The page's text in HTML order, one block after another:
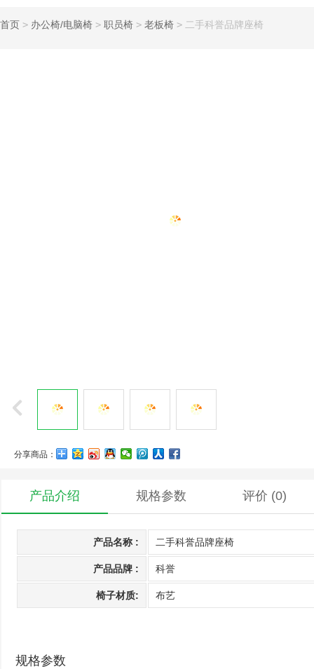
首页 > 办公椅/电脑椅 > 职员椅 > 老板椅 > 二手科誉品牌座椅
分享商品：
产品介绍 规格参数 评价 (0)
产品名称 : 二手科誉品牌座椅
产品品牌 : 科誉
椅子材质: 布艺
规格参数